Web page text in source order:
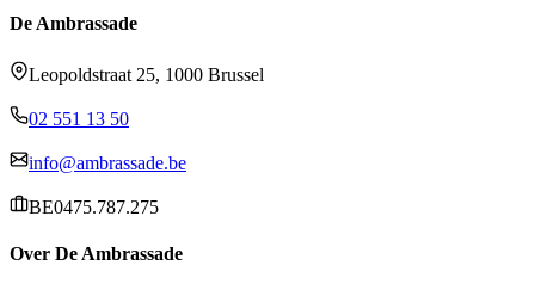
De Ambrassade
Leopoldstraat 25, 1000 Brussel
02 551 13 50
info@ambrassade.be
BE0475.787.275
Over De Ambrassade